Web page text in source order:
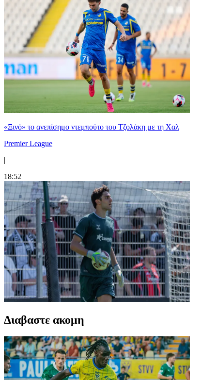
«Ξινό» το ανεπίσημο ντεμπούτο του Τζολάκη με τη Χαλ
Premier League
|
18:52
Διαβαστε ακομη